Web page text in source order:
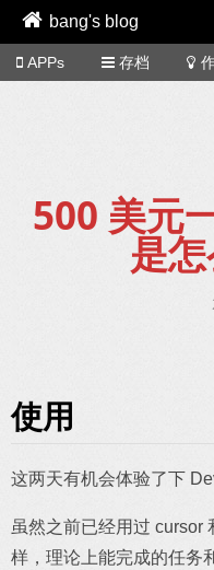
bang's blog
APPs 存档
500 美元
是
使用
这两天有机会体验了下
虽然之前已经用过 cursor
样，理论上能完成的任务